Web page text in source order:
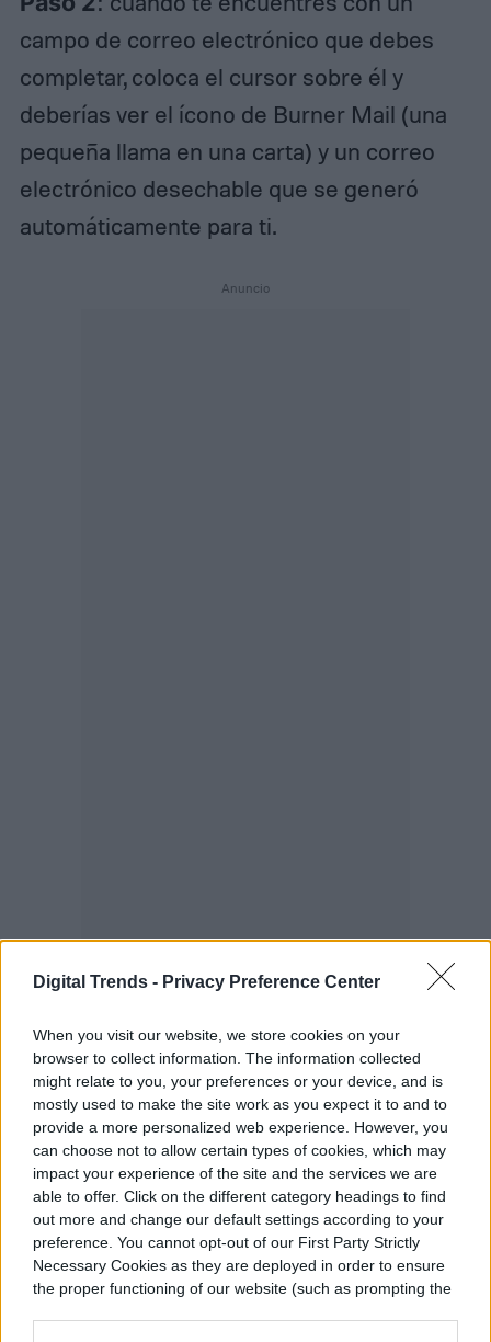
Digital Trends - Privacy Preference Center
When you visit our website, we store cookies on your
browser to collect information. The information collected
might relate to you, your preferences or your device, and is
mostly used to make the site work as you expect it to and to
provide a more personalized web experience. However, you
can choose not to allow certain types of cookies, which may
impact your experience of the site and the services we are
able to offer. Click on the different category headings to find
out more and change our default settings according to your
preference. You cannot opt-out of our First Party Strictly
Necessary Cookies as they are deployed in order to ensure
the proper functioning of our website (such as prompting the
campo de correo electrónico que debes
completar, coloca el cursor sobre él y
deberías ver el ícono de Burner Mail (una
pequeña llama en una carta) y un correo
electrónico desechable que se generó
automáticamente para ti.
Selecciónalo y el correo electrónico se
creará e insertará en el campo. Este correo
electrónico reenviará emails a tu cuenta de
Gmail todo el tiempo que desees, pero
mantén segura toda tu información ahí
contenida.
Paso 3: si recibes spam o has decidido